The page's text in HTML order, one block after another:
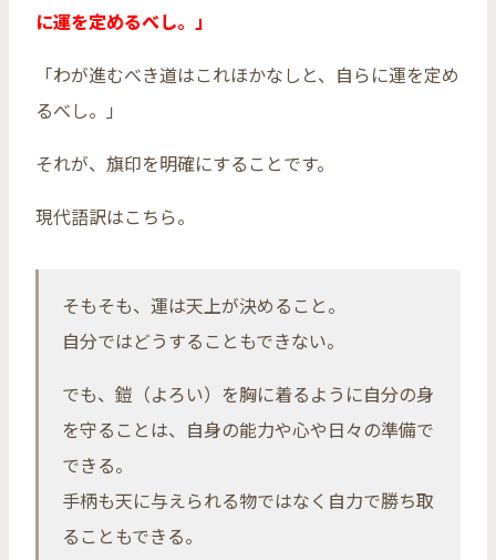
に運を定めるべし。」
「わが進むべき道はこれほかなしと、自らに運を定め
るべし。」
それが、旗印を明確にすることです。
現代語訳はこちら。
そもそも、運は天上が決めること。
自分ではどうすることもできない。
でも、鎧（よろい）を胸に着るように自分の身
を守ることは、自身の能力や心や日々の準備で
できる。
手柄も天に与えられる物ではなく自力で勝ち取
ることもできる。